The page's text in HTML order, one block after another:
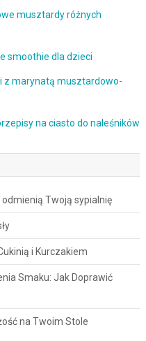
musztardy różnych
smoothie dla dzieci
z marynatą musztardowo-
na ciasto do naleśników
Twoją sypialnię
i Kurczakiem
Smaku: Jak Doprawić
na Twoim Stole